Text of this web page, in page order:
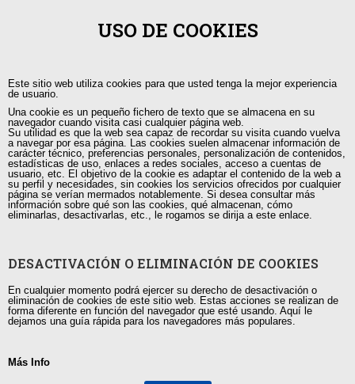
capacitacion@tutorias.ec
USO DE COOKIES
Este sitio web utiliza cookies para que usted tenga la mejor experiencia
de usuario.
Una cookie es un pequeño fichero de texto que se almacena en su
navegador cuando visita casi cualquier página web.
Su utilidad es que la web sea capaz de recordar su visita cuando vuelva
a navegar por esa página. Las cookies suelen almacenar información de
carácter técnico, preferencias personales, personalización de contenidos,
estadísticas de uso, enlaces a redes sociales, acceso a cuentas de
usuario, etc. El objetivo de la cookie es adaptar el contenido de la web a
su perfil y necesidades, sin cookies los servicios ofrecidos por cualquier
página se verían mermados notablemente. Si desea consultar más
información sobre qué son las cookies, qué almacenan, cómo
eliminarlas, desactivarlas, etc., le rogamos se dirija a este enlace.
DESACTIVACIÓN O ELIMINACIÓN DE COOKIES
En cualquier momento podrá ejercer su derecho de desactivación o
eliminación de cookies de este sitio web. Estas acciones se realizan de
forma diferente en función del navegador que esté usando. Aquí le
dejamos una guía rápida para los navegadores más populares.
Más Info